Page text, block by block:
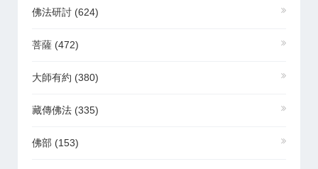
佛法研討 (624)
菩薩 (472)
大師有約 (380)
藏傳佛法 (335)
佛部 (153)